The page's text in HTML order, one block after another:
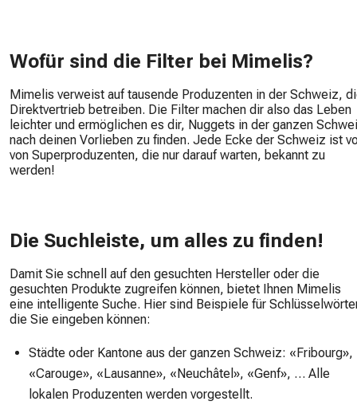
Wofür sind die Filter bei Mimelis?
Mimelis verweist auf tausende Produzenten in der Schweiz,
Direktvertrieb betreiben. Die Filter machen dir also das Leben
leichter und ermöglichen es dir, Nuggets in der ganzen
nach deinen Vorlieben zu finden. Jede Ecke der Schweiz ist
von Superproduzenten, die nur darauf warten, bekannt zu
werden!
Die Suchleiste, um alles zu finden!
Damit Sie schnell auf den gesuchten Hersteller oder die
gesuchten Produkte zugreifen können, bietet Ihnen Mimelis
eine intelligente Suche. Hier sind Beispiele für
die Sie eingeben können:
Städte oder Kantone aus der ganzen Schweiz: «Fribourg»,
«Carouge», «Lausanne», «Neuchâtel», «Genf», … Alle
lokalen Produzenten werden vorgestellt.